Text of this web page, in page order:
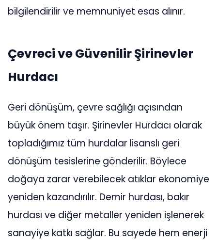
bilgilendirilir ve memnuniyet esas alınır.
Çevreci ve Güvenilir Şirinevler
Hurdacı
Geri dönüşüm, çevre sağlığı açısından
büyük önem taşır. Şirinevler Hurdacı olarak
topladığımız tüm hurdalar lisanslı geri
dönüşüm tesislerine gönderilir. Böylece
doğaya zarar verebilecek atıklar ekonomiye
yeniden kazandırılır. Demir hurdası, bakır
hurdası ve diğer metaller yeniden işlenerek
sanayiye katkı sağlar. Bu sayede hem enerji